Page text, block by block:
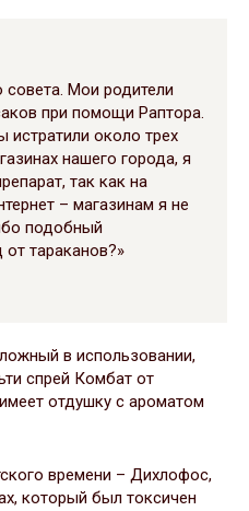
совета. Мои родители
при помощи Раптора.
истратили около трех
нашего города, я
так как на
– магазинам я не
подобный
тараканов?»
в использовании,
спрей Комбат от
отдушку с ароматом
времени – Дихлофос,
который был токсичен